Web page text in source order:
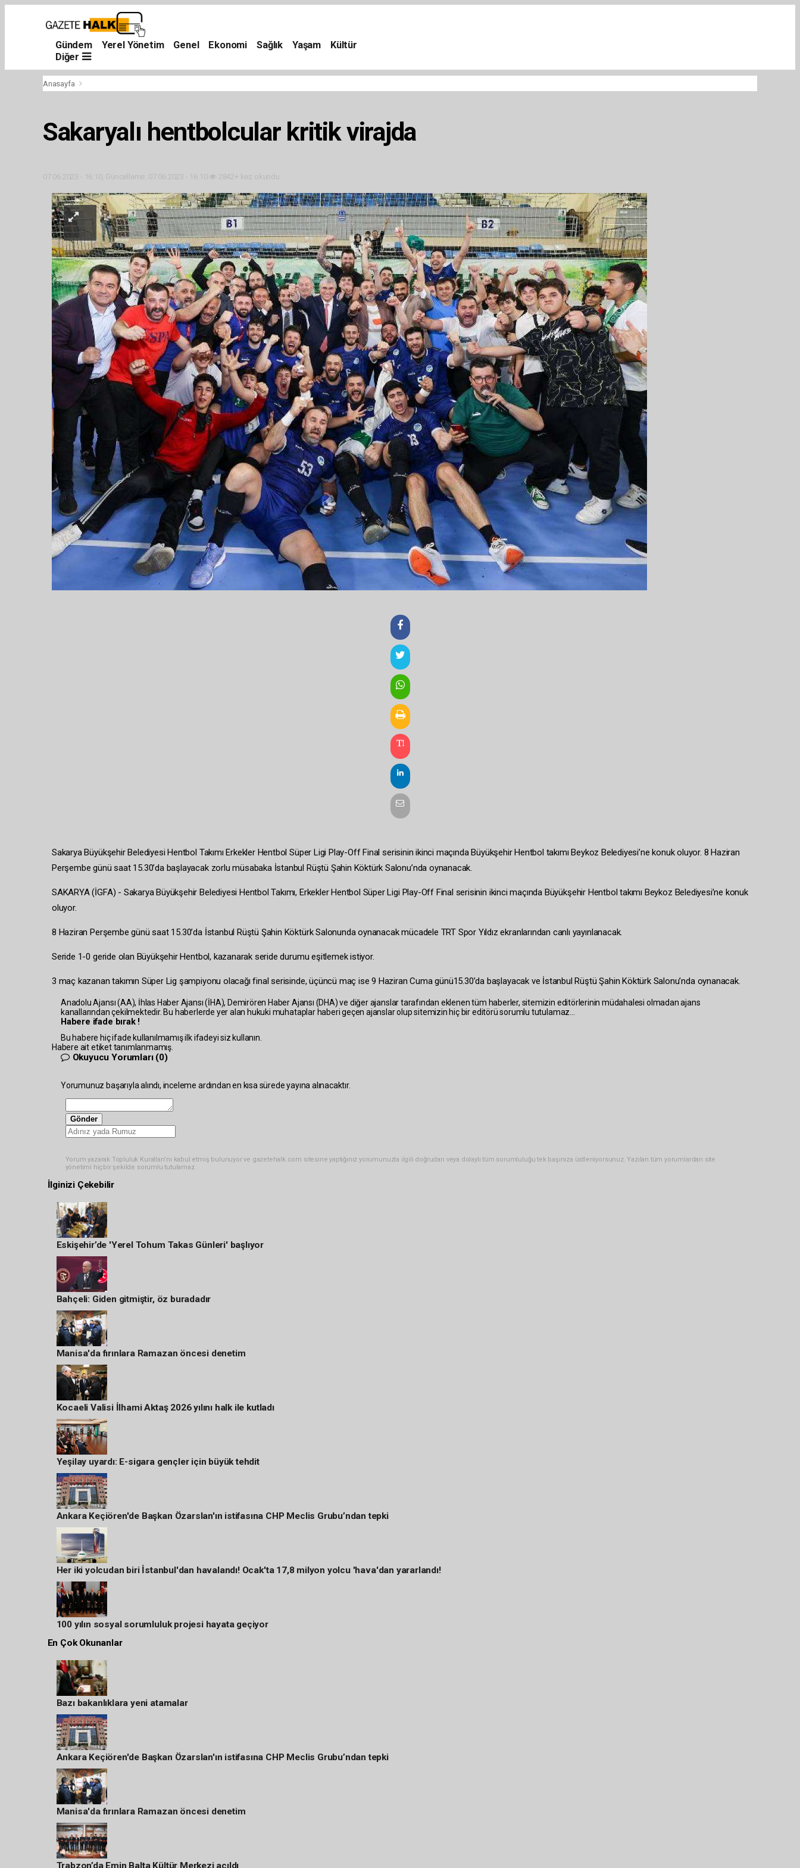
Gündem Yerel Yönetim Genel Ekonomi Sağlık Yaşam
Kültür
Diğer
Anasayfa
Sakaryalı hentbolcular kritik virajda
07.06.2023 - 16:10, Güncelleme: 07.06.2023 - 16:10 2842+ kez okundu.
Sakarya Büyükşehir Belediyesi Hentbol Takımı Erkekler Hentbol Süper Ligi Play-Off Final serisinin ikinci maçında Büyükşehir Hentbol takımı Beykoz Belediyesi’ne konuk oluyor. 8 Haziran
Perşembe günü saat 15.30’da başlayacak zorlu müsabaka İstanbul Rüştü Şahin Köktürk Salonu’nda oynanacak.
SAKARYA (İGFA) - Sakarya Büyükşehir Belediyesi Hentbol Takımı, Erkekler Hentbol Süper Ligi Play-Off Final serisinin ikinci maçında Büyükşehir Hentbol takımı Beykoz Belediyesi’ne konuk
oluyor.
8 Haziran Perşembe günü saat 15.30’da İstanbul Rüştü Şahin Köktürk Salonunda oynanacak mücadele TRT Spor Yıldız ekranlarından canlı yayınlanacak.
Seride 1-0 geride olan Büyükşehir Hentbol, kazanarak seride durumu eşitlemek istiyor.
3 maç kazanan takımın Süper Lig şampiyonu olacağı final serisinde, üçüncü maç ise 9 Haziran Cuma günü15.30’da başlayacak ve İstanbul Rüştü Şahin Köktürk Salonu’nda oynanacak.
Anadolu Ajansı (AA), İhlas Haber Ajansı (İHA), Demirören Haber Ajansı (DHA) ve diğer ajanslar tarafından eklenen tüm haberler, sitemizin editörlerinin müdahalesi olmadan ajans
kanallarından çekilmektedir. Bu haberlerde yer alan hukuki muhataplar haberi geçen ajanslar olup sitemizin hiç bir editörü sorumlu tutulamaz...
Habere ifade bırak !
Bu habere hiç ifade kullanılmamış ilk ifadeyi siz kullanın.
Habere ait etiket tanımlanmamış.
Okuyucu Yorumları (0)
Yorumunuz başarıyla alındı, inceleme ardından en kısa sürede yayına alınacaktır.
Gönder
Yorum yazarak Topluluk Kuralları’nı kabul etmiş bulunuyor ve gazetehalk.com sitesine yaptığınız yorumunuzla ilgili doğrudan veya dolaylı tüm sorumluluğu tek başınıza üstleniyorsunuz. Yazılan tüm yorumlardan site
yönetimi hiçbir şekilde sorumlu tutulamaz.
İlginizi Çekebilir
Eskişehir’de 'Yerel Tohum Takas Günleri' başlıyor
Bahçeli: Giden gitmiştir, öz buradadır
Manisa'da fırınlara Ramazan öncesi denetim
Kocaeli Valisi İlhami Aktaş 2026 yılını halk ile kutladı
Yeşilay uyardı: E-sigara gençler için büyük tehdit
Ankara Keçiören'de Başkan Özarslan'ın istifasına CHP Meclis Grubu’ndan tepki
Her iki yolcudan biri İstanbul'dan havalandı! Ocak'ta 17,8 milyon yolcu 'hava'dan yararlandı!
100 yılın sosyal sorumluluk projesi hayata geçiyor
En Çok Okunanlar
Bazı bakanlıklara yeni atamalar
Ankara Keçiören'de Başkan Özarslan'ın istifasına CHP Meclis Grubu’ndan tepki
Manisa'da fırınlara Ramazan öncesi denetim
Trabzon’da Emin Balta Kültür Merkezi açıldı